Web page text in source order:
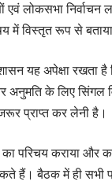
एवं लोकसभा
में विस्तृत रूप से
यह अपेक्षा रखता है
के लिए सिंगल
प्राप्त कर लेनी है।
परिचय कराया और
हैं। बैठक में ही सभी